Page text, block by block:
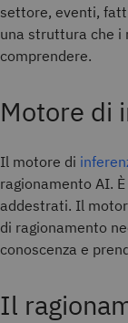
settore, eventi,
una struttura che i
comprendere.
Motore di
Il motore di
ragionamento AI.
addestrati. Il
di ragionamento
conoscenza e
Il